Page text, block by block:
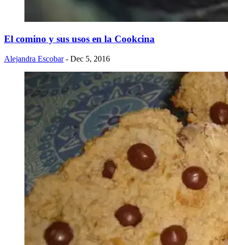
El comino y sus usos en la Cookcina
Alejandra Escobar - Dec 5, 2016